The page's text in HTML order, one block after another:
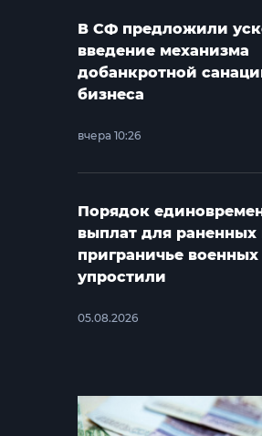
В СФ предложили
введение механизма
добанкротной
бизнеса
вчера 10:26
Порядок
выплат для раненных
приграничье военных
упростили
05.08.2026